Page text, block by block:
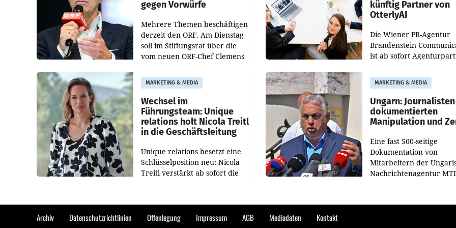
gegen Vorwürfe
Mehrere Themen beschäftigen
derzeit den ORF. Am Dienstag
soll im Stiftungsrat über die
vom neuen ORF-Chef Clemens
Besetzungen für die
Direktionen abgestimmt
werden.
künftig Partner von
OtterlyAI
Die Wiener PR-Agentur
Brandenstein
ist ab sofort
Optimierungsplattform
OtterlyAI. Damit baut die
Agentur ihr
MARKETING & MEDIA
Wechsel im
Führungsteam: Unique
relations holt Nicola Treitl
in die Geschäftsleitung
Unique relations besetzt eine
Schlüsselposition neu: Nicola
Treitl verstärkt ab sofort die
Josef Kalina und Anna Kalina-
Mahr.
MARKETING & MEDIA
Ungarn: Journalisten
dokumentierten
Manipulation und
Eine fast 500-seitige
Dokumentation von
Mitarbeitern der
Nachrichtenagentur
der Agentur während
Archiv Datenschutzrichtlinien Offenlegung Impressum AGB Mediadaten Kontakt